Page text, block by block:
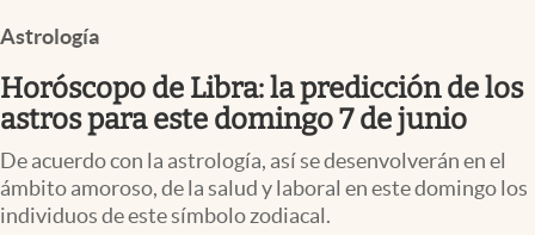
Pc y celular
Vida y estilo
Astrología
Horóscopo de Libra: la predicción de los
astros para este domingo 7 de junio
De acuerdo con la astrología, así se desenvolverán en el
ámbito amoroso, de la salud y laboral en este domingo los
individuos de este símbolo zodiacal.